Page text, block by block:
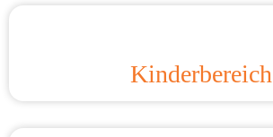
Kinderbereich